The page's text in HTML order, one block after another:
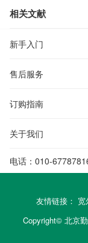
相关文献
新手入门
售后服务
订购指南
关于我们
电话： 010-
友情链接： 宽
Copyright© 北京